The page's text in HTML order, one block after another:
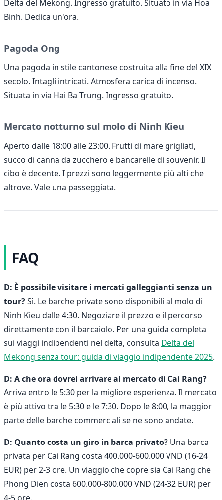
Delta del Mekong. Ingresso gratuito. Situato in via Hoa
Binh. Dedica un'ora.
Pagoda Ong
Una pagoda in stile cantonese costruita alla fine del XIX
secolo. Intagli intricati. Atmosfera carica di incenso.
Situata in via Hai Ba Trung. Ingresso gratuito.
Mercato notturno sul molo di Ninh Kieu
Aperto dalle 18:00 alle 23:00. Frutti di mare grigliati,
succo di canna da zucchero e bancarelle di souvenir. Il
cibo è decente. I prezzi sono leggermente più alti che
altrove. Vale una passeggiata.
FAQ
D: È possibile visitare i mercati galleggianti senza un
tour?Sì. Le barche private sono disponibili al molo di
Ninh Kieu dalle 4:30. Negoziare il prezzo e il percorso
direttamente con il barcaiolo. Per una guida completa
sui viaggi indipendenti nel delta, consulta Delta del
Mekong senza tour: guida di viaggio indipendente 2025.
D: A che ora dovrei arrivare al mercato di Cai Rang?
Arriva entro le 5:30 per la migliore esperienza. Il mercato
è più attivo tra le 5:30 e le 7:30. Dopo le 8:00, la maggior
parte delle barche commerciali se ne sono andate.
D: Quanto costa un giro in barca privato? Una barca
privata per Cai Rang costa 400.000-600.000 VND (16-24
EUR) per 2-3 ore. Un viaggio che copre sia Cai Rang che
Phong Dien costa 600.000-800.000 VND (24-32 EUR) per
4-5 ore.